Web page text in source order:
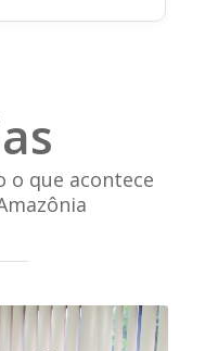
o que acontece